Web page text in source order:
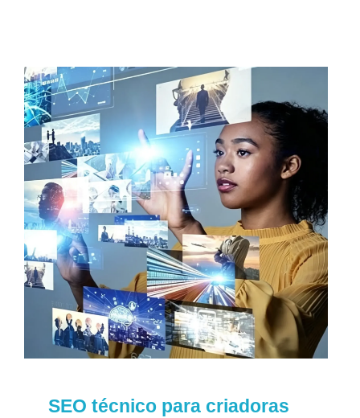
SEO técnico para criadoras